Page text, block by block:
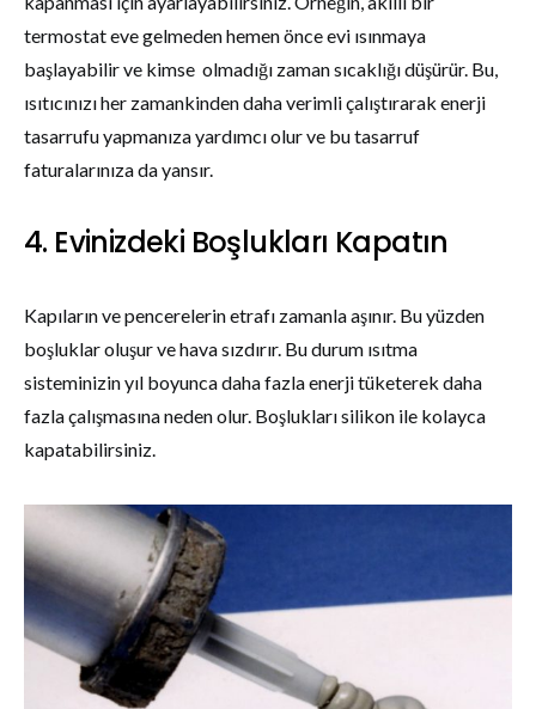
termostat eve gelmeden hemen önce evi ısınmaya
başlayabilir ve kimse olmadığı zaman sıcaklığı düşürür. Bu,
ısıtıcınızı her zamankinden daha verimli çalıştırarak enerji
tasarrufu yapmanıza yardımcı olur ve bu tasarruf
faturalarınıza da yansır.
4. Evinizdeki Boşlukları Kapatın
Kapıların ve pencerelerin etrafı zamanla aşınır. Bu yüzden
boşluklar oluşur ve hava sızdırır. Bu durum ısıtma
sisteminizin yıl boyunca daha fazla enerji tüketerek daha
fazla çalışmasına neden olur. Boşlukları silikon ile kolayca
kapatabilirsiniz.